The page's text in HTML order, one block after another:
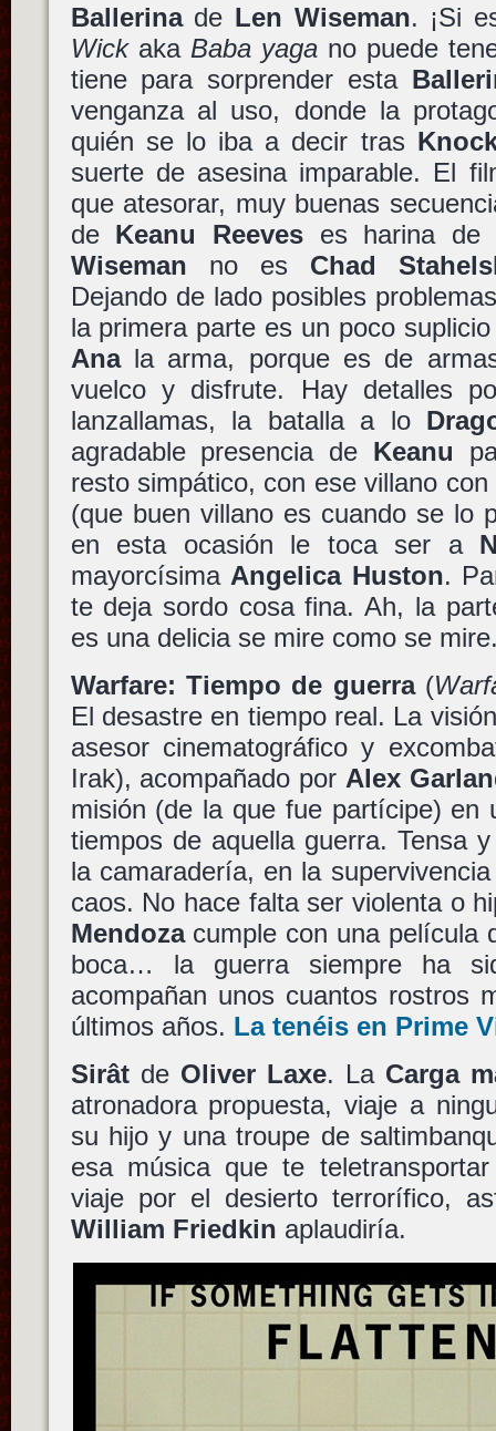
Ballerinade Len Wiseman. ¡Si
Wickaka Baba yagano puede
tiene para sorprender esta
venganza al uso, donde la
quién se lo iba a decir tras
suerte de asesina imparable. El
que atesorar, muy buenas
de Keanu Reeveses harina de
Wiseman no es Chad
Dejando de lado posibles
la primera parte es un poco
Anala arma, porque es de
vuelco y disfrute. Hay detalles
lanzallamas, la batalla a lo
agradable presencia de Keanu
resto simpático, con ese villano
(que buen villano es cuando se lo
en esta ocasión le toca ser a
mayorcísima Angelica Huston.
te deja sordo cosa fina. Ah, la
es una delicia se mire como se
Warfare: Tiempo de guerra(
El desastre en tiempo real. La
asesor cinematográfico y
Irak), acompañado por Alex
misión (de la que fue partícipe) en
tiempos de aquella guerra. Tensa
la camaradería, en la
caos. No hace falta ser violenta o
Mendozacumple con una película
boca… la guerra siempre ha
acompañan unos cuantos rostros
últimos años. La tenéis en Prime
Sirâtde Oliver Laxe. La Carga
atronadora propuesta, viaje a
su hijo y una troupe de
esa música que te
viaje por el desierto terrorífico,
William Friedkin aplaudiría.